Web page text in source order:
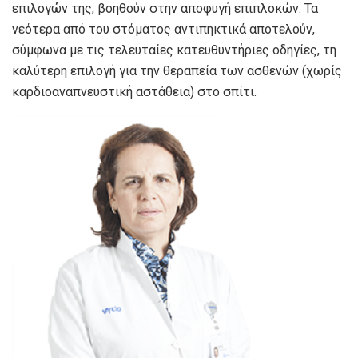
επιλογών της, βοηθούν στην αποφυγή επιπλοκών. Τα
νεότερα από του στόματος αντιπηκτικά αποτελούν,
σύμφωνα με τις τελευταίες κατευθυντήριες οδηγίες, τη
καλύτερη επιλογή για την θεραπεία των ασθενών (χωρίς
καρδιοαναπνευστική αστάθεια) στο σπίτι.